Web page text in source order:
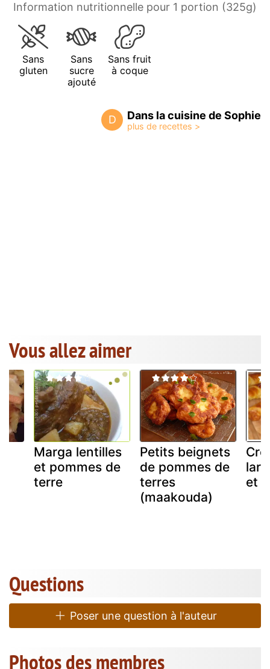
Information nutritionnelle pour 1 portion (325g)
Sans
gluten
Sans
sucre
ajouté
Sans fruit
à coque
D Dans la cuisine de Sophie
Vous allez aimer
Marga lentilles
et pommes de
terre
Petits beignets
de pommes de
terres
(maakouda)
et
Questions
Poser une question à l'auteur
Photos des membres